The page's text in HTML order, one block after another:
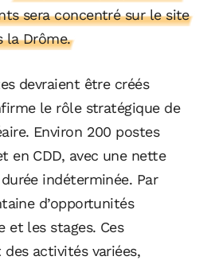
sera concentré sur le site
la Drôme.
devraient être créés
le rôle stratégique de
Environ 200 postes
en CDD, avec une nette
indéterminée. Par
d’opportunités
et les stages. Ces
activités variées,